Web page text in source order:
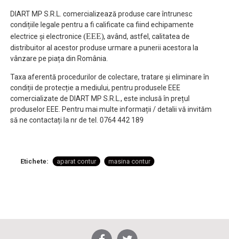
Dimensiuni :
142x32x32 mm
DIART MP S.R.L. comercializează produse care întrunesc
condițiile legale pentru a fi calificate ca fiind echipamente
electrice și electronice (EEE), având, astfel, calitatea de
distribuitor al acestor produse urmare a punerii acestora la
vânzare pe piața din România.
Taxa aferentă procedurilor de colectare, tratare și eliminare în
condiții de protecție a mediului, pentru produsele EEE
comercializate de DIART MP S.R.L., este inclusă în prețul
produselor EEE. Pentru mai multe informații / detalii vă invităm
să ne contactați la nr de tel. 0764 442 189
Etichete: aparat contur masina contur